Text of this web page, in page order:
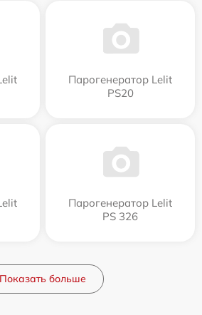
Парогенератор Lelit
PS20
Парогенератор Lelit
PS 326
Показать больше